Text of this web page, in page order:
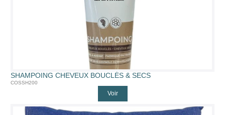
SHAMPOING CHEVEUX BOUCLÉS & SECS
COSSH200
Voir